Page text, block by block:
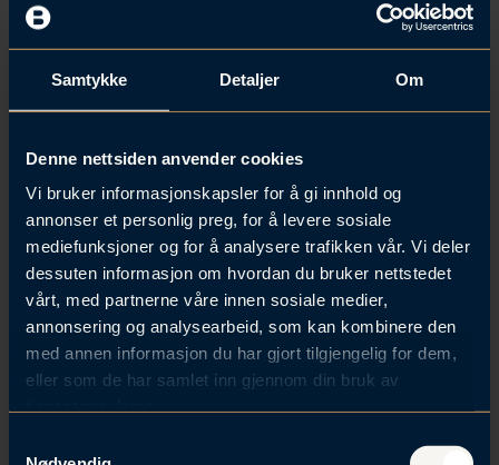
Samtykke Detaljer Om
Denne nettsiden anvender cookies
Vi bruker informasjonskapsler for å gi innhold og
annonser et personlig preg, for å levere sosiale
mediefunksjoner og for å analysere trafikken vår. Vi deler
dessuten informasjon om hvordan du bruker nettstedet
vårt, med partnerne våre innen sosiale medier,
annonsering og analysearbeid, som kan kombinere den
med annen informasjon du har gjort tilgjengelig for dem,
eller som de har samlet inn gjennom din bruk av
sosiale medier – og uvedkommende kopierer det for
Økende cybertrusler
stadig mer avanserte. Statlige og kriminelle aktører
bruker digitale operasjoner for å skaffe informasjon,
påvirke beslutningstakere og forstyrre kritisk
infrastruktur. Sektorer som energi, finans, helse og
teknologi er særlig utsatt. Konsekvensene kan være
store – økonomiske tap, svekket omdømme og tap
av forretningshemmeligheter.
Innsiderisiko og sabotasjetrusler – en skjult risiko
kraftforsyning, transport og telekommunikasjon.